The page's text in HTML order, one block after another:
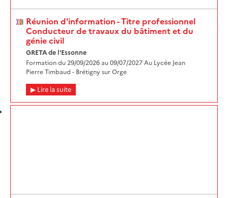
Réunion d'information - Titre professionnel
Conducteur de travaux du bâtiment et du
génie civil
GRETA de l'Essonne
Formation du 29/09/2026 au 09/07/2027 Au Lycée Jean
Pierre Timbaud - Brétigny sur Orge
Lire la suite